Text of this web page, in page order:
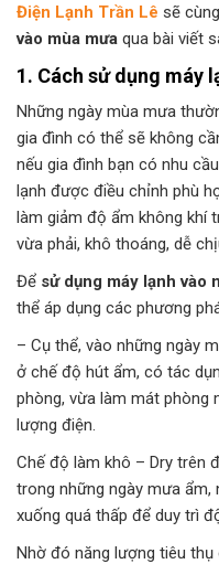
Điện Lạnh Trần Lê sẽ
vào mùa mưa qua bài viết
1. Cách sử dụng máy
Những ngày mùa mưa
gia đình có thể sẽ không
nếu gia đình bạn có nhu
lạnh được điều chỉnh phù
làm giảm độ ẩm không khí
vừa phải, khô thoáng, dễ
Để sử dụng máy lạnh vào
thể áp dụng các phương
– Cụ thể, vào những ngày
ở chế độ hút ẩm, có tác
phòng, vừa làm mát phòng
lượng điện.
Chế độ làm khô – Dry trên
trong những ngày mưa
xuống quá thấp để duy trì
Nhờ đó năng lượng tiêu thụ